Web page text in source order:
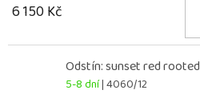
6 150 Kč
Odstín: sunset red rooted
5-8 dní| 4060/12